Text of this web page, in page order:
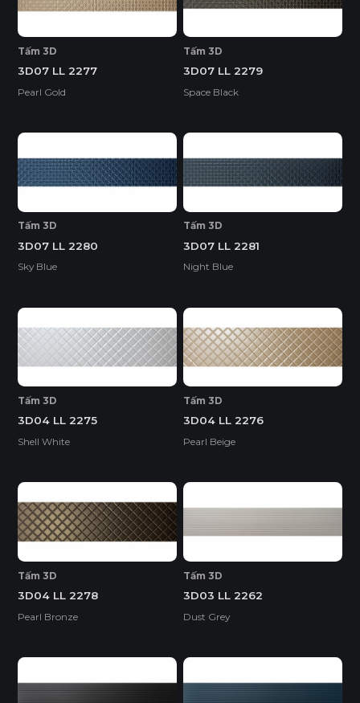
Tấm 3D
3D07 LL 2277
Pearl Gold
Tấm 3D
3D07 LL 2279
Space Black
Tấm 3D
3D07 LL 2280
Sky Blue
Tấm 3D
3D07 LL 2281
Night Blue
Tấm 3D
3D04 LL 2275
Shell White
Tấm 3D
3D04 LL 2276
Pearl Beige
Tấm 3D
3D04 LL 2278
Pearl Bronze
Tấm 3D
3D03 LL 2262
Dust Grey